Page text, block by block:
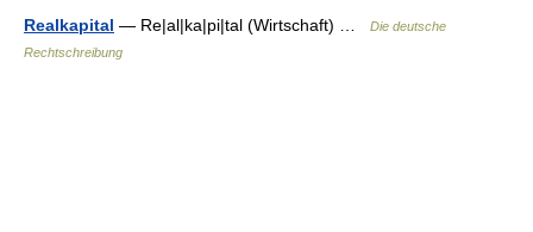
Realkapital — Re|al|ka|pi|tal (Wirtschaft) …
Die deutsche
Rechtschreibung